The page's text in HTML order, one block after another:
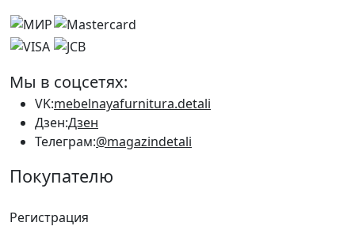
Мы в соцсетях:
VK:mebelnayafurnitura.detali
Дзен:Дзен
Телеграм:@magazindetali
Покупателю
Регистрация